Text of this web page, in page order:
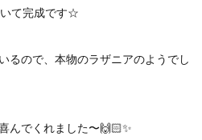
て完成です☆
るので、本物のラザニアのようでし
んでくれました〜🙌🏻✨